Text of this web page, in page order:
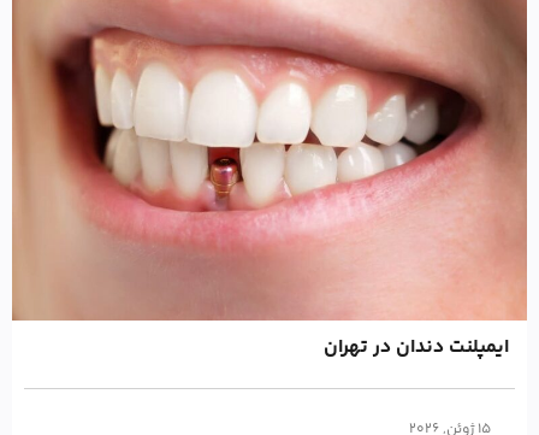
ایمپلنت دندان در تهران
15 ژوئن, 2026